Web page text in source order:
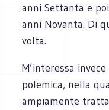
anni Settanta e
anni Novanta. Di
volta.
M’interessa
polemica, nella
ampiamente